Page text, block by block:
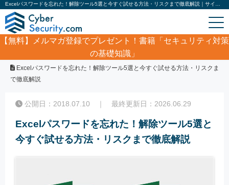
【無料】
メルマガ登録でプレゼント！書籍「セキュリティ対策
の基礎知識」
Excelパスワードを忘れた！解除ツール5選と今すぐ試せる方法・リスクま
で徹底解説
公開日：2018.07.10 ｜ 最終更新日：2026.06.29
Excelパスワードを忘れた！解除ツール5選と
今すぐ試せる方法・リスクまで徹底解説